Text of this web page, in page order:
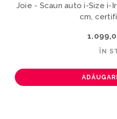
Joie - Scaun auto i-Size i-
cm,
ÎN